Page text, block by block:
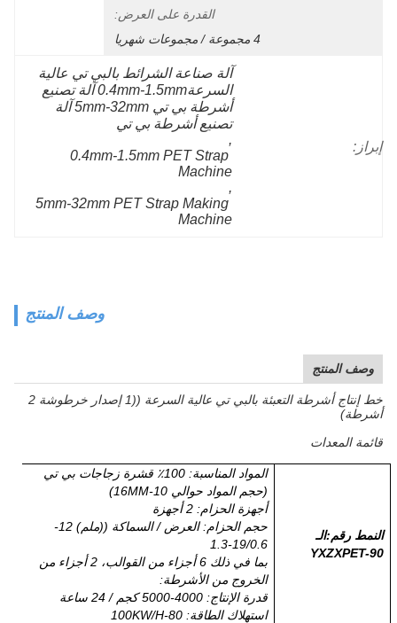
القدرة على العرض:
4 مجموعة / مجموعات شهريا
إبراز:
تصنيع أشرطة بي تي
,
0.4mm-1.5mm PET Strap
Machine
,
5mm-32mm PET Strap Making
Machine
وصف المنتج
وصف المنتج
خط إنتاج أشرطة التعبئة بالبي تي عالية السرعة ((1 إصدار خرطوشة 2
أشرطة)
قائمة المعدات
النمط رقم:الـ
YXZXPET-90
المواد المناسبة: 100٪ قشرة زجاجات بي تي
(حجم المواد حوالي 10-16MM)
أجهزة الحزام: 2 أجهزة
حجم الحزام: العرض / السماكة ((ملم) 12-
19/0.6-1.3
بما في ذلك 6 أجزاء من القوالب، 2 أجزاء من
الخروج من الأشرطة:
قدرة الإنتاج: 4000-5000 كجم / 24 ساعة
استهلاك الطاقة: 80-100KW/H